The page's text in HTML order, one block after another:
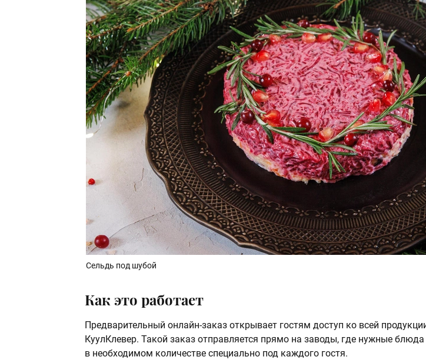
Сельдь под шубой
Как это работает
Предварительный онлайн-заказ открывает гостям доступ ко всей
КуулКлевер. Такой заказ отправляется прямо на заводы, где нужные
в необходимом количестве специально под каждого гостя.